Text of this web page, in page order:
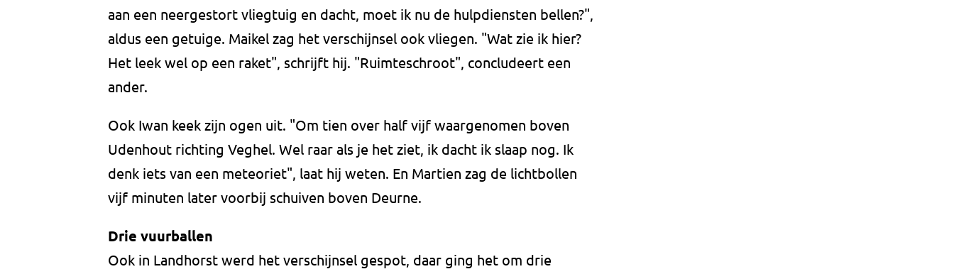
aan een neergestort vliegtuig en dacht, moet ik nu de hulpdiensten bellen?",
aldus een getuige. Maikel zag het verschijnsel ook vliegen. "Wat zie ik hier?
Het leek wel op een raket", schrijft hij. "Ruimteschroot", concludeert een
ander.
Ook Iwan keek zijn ogen uit. "Om tien over half vijf waargenomen boven
Udenhout richting Veghel. Wel raar als je het ziet, ik dacht ik slaap nog. Ik
denk iets van een meteoriet", laat hij weten. En Martien zag de lichtbollen
vijf minuten later voorbij schuiven boven Deurne.
Drie vuurballen
Ook in Landhorst werd het verschijnsel gespot, daar ging het om drie